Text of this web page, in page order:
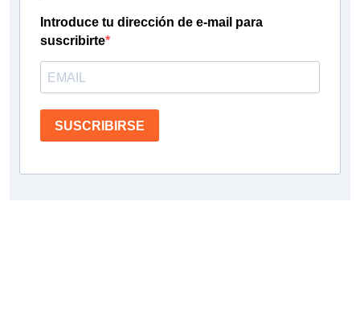
Introduce tu dirección de e-mail para
suscribirte
SUSCRIBIRSE